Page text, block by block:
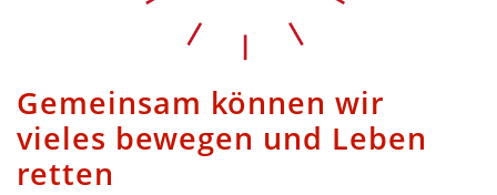
Gemeinsam können wir
vieles bewegen und Leben
retten